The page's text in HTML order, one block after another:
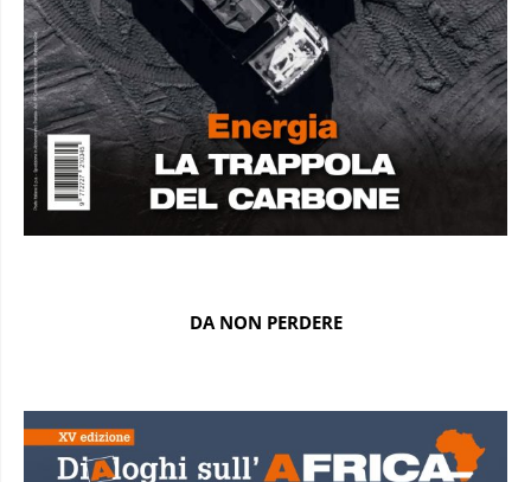
DA NON PERDERE